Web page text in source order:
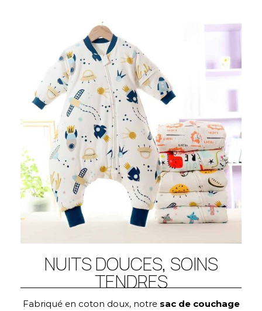
NUITS DOUCES, SOINS
TENDRES
Fabriqué en coton doux, notre sac de couchage